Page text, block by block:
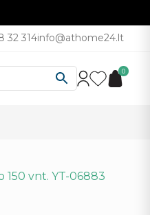
32 314info@athome24.lt
0
150 vnt. YT-06883